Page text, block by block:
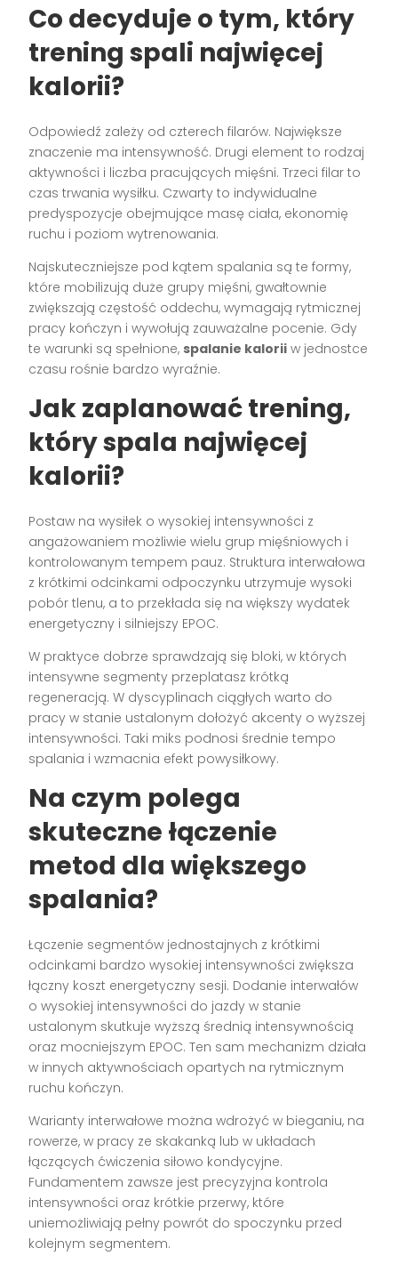
Co decyduje o tym, który
trening spali najwięcej
kalorii?
Odpowiedź zależy od czterech filarów. Największe
znaczenie ma intensywność. Drugi element to rodzaj
aktywności i liczba pracujących mięśni. Trzeci filar to
czas trwania wysiłku. Czwarty to indywidualne
predyspozycje obejmujące masę ciała, ekonomię
ruchu i poziom wytrenowania.
Najskuteczniejsze pod kątem spalania są te formy,
które mobilizują duże grupy mięśni, gwałtownie
zwiększają częstość oddechu, wymagają rytmicznej
pracy kończyn i wywołują zauważalne pocenie. Gdy
te warunki są spełnione, spalanie kalorii w jednostce
czasu rośnie bardzo wyraźnie.
Jak zaplanować trening,
który spala najwięcej
kalorii?
Postaw na wysiłek o wysokiej intensywności z
angażowaniem możliwie wielu grup mięśniowych i
kontrolowanym tempem pauz. Struktura interwałowa
z krótkimi odcinkami odpoczynku utrzymuje wysoki
pobór tlenu, a to przekłada się na większy wydatek
energetyczny i silniejszy EPOC.
W praktyce dobrze sprawdzają się bloki, w których
intensywne segmenty przeplatasz krótką
regeneracją. W dyscyplinach ciągłych warto do
pracy w stanie ustalonym dołożyć akcenty o wyższej
intensywności. Taki miks podnosi średnie tempo
spalania i wzmacnia efekt powysiłkowy.
Na czym polega
skuteczne łączenie
metod dla większego
spalania?
Łączenie segmentów jednostajnych z krótkimi
odcinkami bardzo wysokiej intensywności zwiększa
łączny koszt energetyczny sesji. Dodanie interwałów
o wysokiej intensywności do jazdy w stanie
ustalonym skutkuje wyższą średnią intensywnością
oraz mocniejszym EPOC. Ten sam mechanizm działa
w innych aktywnościach opartych na rytmicznym
ruchu kończyn.
Warianty interwałowe można wdrożyć w bieganiu, na
rowerze, w pracy ze skakanką lub w układach
łączących ćwiczenia siłowo kondycyjne.
Fundamentem zawsze jest precyzyjna kontrola
intensywności oraz krótkie przerwy, które
uniemożliwiają pełny powrót do spoczynku przed
kolejnym segmentem.